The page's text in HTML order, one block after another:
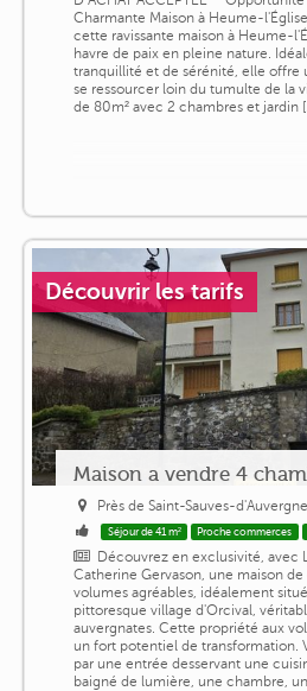
Charmante Maison à Heume-
cette ravissante maison à Heume-
havre de paix en pleine nature.
tranquillité et de sérénité, elle offre
se ressourcer loin du tumulte de la
de 80m² avec 2 chambres et jardin
Découvrir les tarifs
Maison a vendre 4
Près de Saint-Sauves-d'Auvergne
Séjour de 41 m² Proche commerces
Découvrez en exclusivité, avec
Catherine Gervason, une maison
volumes agréables, idéalement
pittoresque village d'Orcival,
auvergnates. Cette propriété aux
un fort potentiel de transformation.
par une entrée desservant une
baigné de lumière, une chambre,